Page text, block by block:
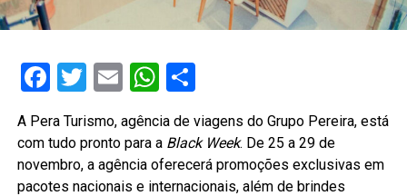
Facebook
Twitter
EmailWhatsApp
Share
A Pera Turismo, agência de viagens do Grupo Pereira, está
com tudo pronto para a Black Week. De 25 a 29 de
novembro, a agência oferecerá promoções exclusivas em
pacotes nacionais e internacionais, além de brindes